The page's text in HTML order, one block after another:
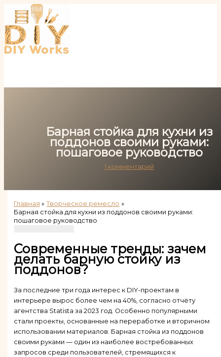
Перейти
содержимому
Барная стойка для кухни из
поддонов своими руками:
пошаговое руководство
1 комментарий
Главная
Творческое ремесло
Барная стойка для кухни из поддонов своими руками:
пошаговое руководство
Современные тренды: зачем
делать барную стойку из
поддонов?
За последние три года интерес к DIY-проектам в
интерьере вырос более чем на 40%, согласно отчёту
агентства Statista за 2023 год. Особенно популярными
стали проекты, основанные на переработке и вторичном
использовании материалов. Барная стойка из поддонов
своими руками — один из наиболее востребованных
запросов среди пользователей, стремящихся к